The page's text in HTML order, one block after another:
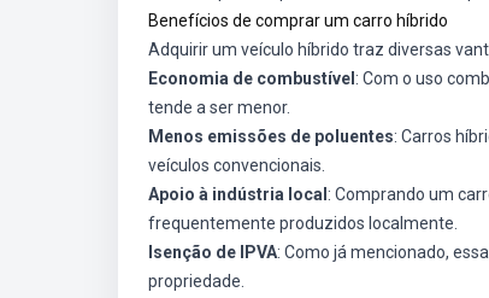
Benefícios de comprar um carro híbrido
Adquirir um veículo híbrido traz diversas
Economia de combustível : Com o uso
tende a ser menor.
Menos emissões de poluentes: Carros
veículos convencionais.
Apoio à indústria local : Comprando um
frequentemente produzidos localmente.
Isenção de IPVA: Como já mencionado,
propriedade.